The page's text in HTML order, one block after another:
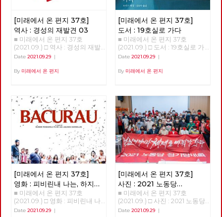
다. 내수시장 위주 경제로 전환
이 예고된다. 국가화 시대 국가
화 시대의 도래 조짐이 13년 전
부터 보이고 있었다. 리만 브라
더스 사태 이후, 위기 상황에서
는 국가가 얼마든지 시장 균형을
있다는 것을 알게 되었다. 여태
한국 국민총생산의 세 배 정도
되는 돈. 한국도 재난지원금 등
을 분배하지만, 한국의 재난지원
금은 산업화된 나라 치고는 별로
크지 않다. 한국 재정 관료들이
유럽이나 미국에 비해 더 철저하
게 신자유주의적인 에토스를 내
면화한 것이 아닌가 싶다. 유럽
에서 가장 타격이 큰, 이탈리아
총생산의 49%에 달한다. 한국
의 추경예산이 사상 최대라고 하
지만 이 정도에 못 미친다. 한국
은 오히려 더 신자유주의 도그마
에 더 얽매이는 것이다. 유럽이
나 미국은 차라리 국가 채무를
고 안 해본 투쟁이 없을 정도로
중 두 분은 길 위에서 정년을 맞
았습니다. 문재인 정부는 수백
조원 규모의 천문학적 공적 자금
을 자본가들에게 쏟아 부었습니
다. 여기에는 기간 산업이라는
이유로 항공 산업도 포함되었습
니다. 그러나 이러한 지원을 받
은 항공 산업에서 4,000명이 넘
회피의 어떠한 노력도 없었습니
다. 300여명의 노동자들에게 희
망 퇴직 신청과 무기한 무급 휴
직 시행을 강요했습니다. 그리고
희망 퇴직과 무급 휴직에 동의하
지 않은 민주노조 조합원을 정리
해고 했습니다. 2020년 지노위,
중노위에서 부당 해고 판정이 났
습니다. 지난 8월 20일 서울 행
정법원 심판에서 부당 해고 판정
이 내려졌습니다. 그럼에도 사측
은 법률회사 김앤장과 1억 원 이
상 변호비를 지출하며 대법원 소
송까지 계약을 맺었다고 합니다.
현시점에서 복직 판결 이행 비용
[미래에서 온 편지 37호]
역사 : 경성의 재발견 03
■ 미래에서 온 편지 37호
(2021.09.) □ 역사 : 경성의 재발
견 03 >>>>>>> 업로드 준비중
Date 2021.09.29 |
By 미래에서 온 편지
[미래에서 온 편지 37호]
도서 : 19호실로 가다
■ 미래에서 온 편지 37호
(2021.09.) □ 도서 : 19호실로 가
다 19호실로 가다 윤정현 도리
것은 그 작가가 어느 해인가 노
이 노벨문학상 수상자의 책들이
쏟아져 나왔고, 자연스럽게 <런
던스케치>라는 책을 만났습니
다. 18편의 단편 중에 마음에 남
은 작품은 '참새들'이라는 이야
기였습니다. '참새들'은 어느 카
페의 아침 풍경을 묘사한 이야기
인데, 아기 참새의 성장과 자식
의 독립을 지지하려고 노력하는
부부의 이야기를 같이 엮어내었
습니다. 성장의 이야기는 늘 감
동적입니다. 그리고, 시간이 한
참 흐른 후에 동네 여성주의 모
임에서 진행하는 독서 모임에 참
여하게 되었습니다. 매달 한 권
의 여성주의 책을 선정해서 같이
Date 2021.09.29|
By 미래에서 온 편지
[미래에서 온 편지 37호]
영화 : 피비린내 나는, 하지만
통쾌하지는 않은 남미 서부극
■ 미래에서 온 편지 37호
(2021.09.) □ 영화 : 피비린내 나
는, 하지만 통쾌하지는 않은 남
Date 2021.09.29 |
[미래에서 온 편지 37호]
사진 : 2021 노동당
정기당대회 현장
■ 미래에서 온 편지 37호
(2021.09.) □ 사진 : 2021 노동당
정기당대회 현장 2021 노동당
Date 2021.09.29|